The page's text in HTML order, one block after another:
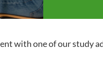
with one of our study